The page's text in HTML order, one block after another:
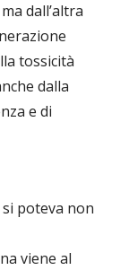
dall’altra
tossicità
dalla
e di
poteva non
viene al